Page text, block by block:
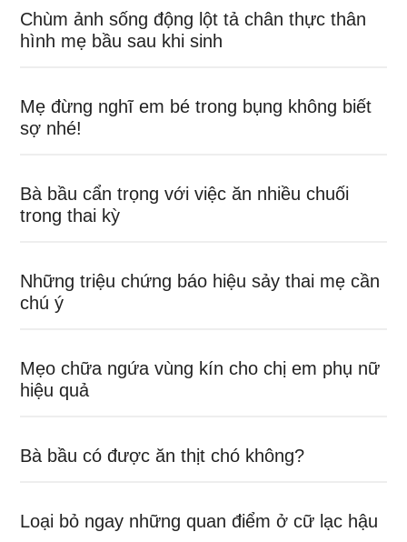
Chùm ảnh sống động lột tả chân thực thân
hình mẹ bầu sau khi sinh
Mẹ đừng nghĩ em bé trong bụng không biết
sợ nhé!
Bà bầu cẩn trọng với việc ăn nhiều chuối
trong thai kỳ
Những triệu chứng báo hiệu sảy thai mẹ cần
chú ý
Mẹo chữa ngứa vùng kín cho chị em phụ nữ
hiệu quả
Bà bầu có được ăn thịt chó không?
Loại bỏ ngay những quan điểm ở cữ lạc hậu